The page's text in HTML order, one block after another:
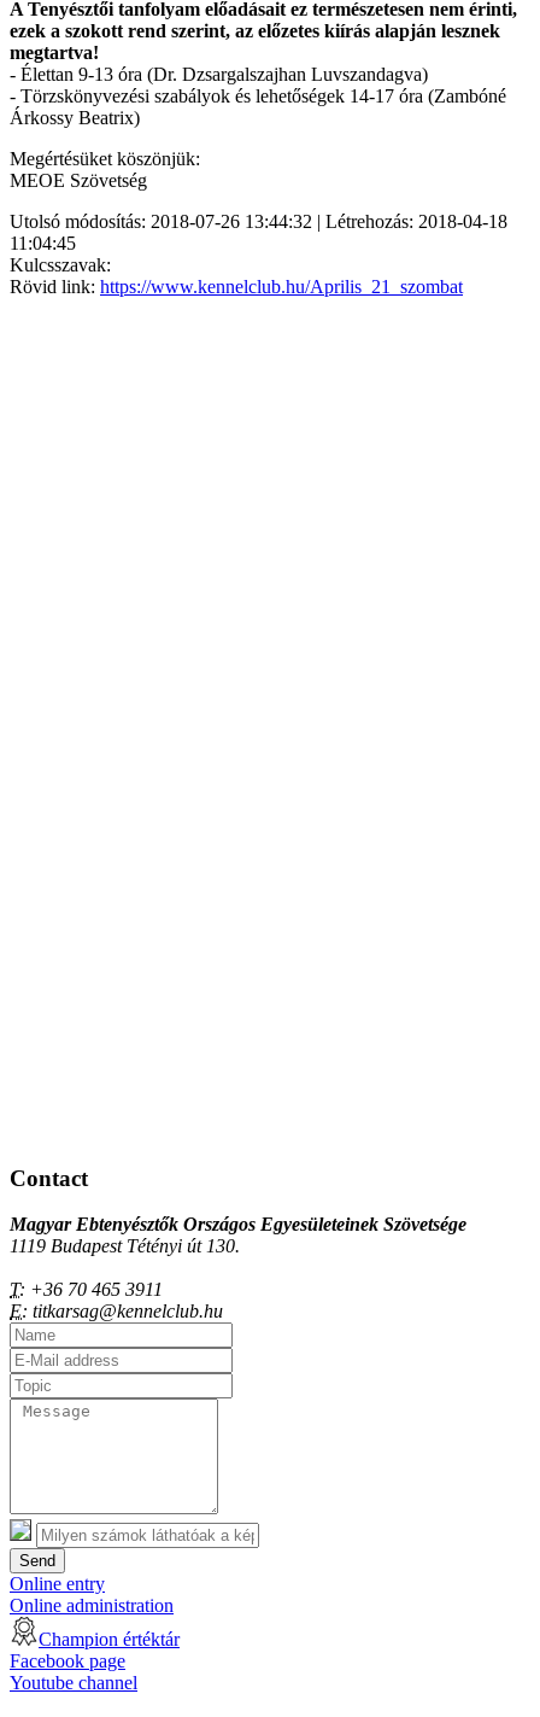
A Tenyésztői tanfolyam előadásait ez természetesen nem érinti,
ezek a szokott rend szerint, az előzetes kiírás alapján lesznek
megtartva!
- Élettan 9-13 óra (Dr. Dzsargalszajhan Luvszandagva)
- Törzskönyvezési szabályok és lehetőségek 14-17 óra (Zambóné
Árkossy Beatrix)
Megértésüket köszönjük:
MEOE Szövetség
Utolsó módosítás: 2018-07-26 13:44:32 | Létrehozás: 2018-04-18
11:04:45
Kulcsszavak:
Rövid link: https://www.kennelclub.hu/Aprilis_21_szombat
Contact
Magyar Ebtenyésztők Országos Egyesületeinek Szövetsége
1119 Budapest Tétényi út 130.
T: +36 70 465 3911
E: titkarsag@kennelclub.hu
Send
Online entry
Online administration
Champion értéktár
Facebook page
Youtube channel